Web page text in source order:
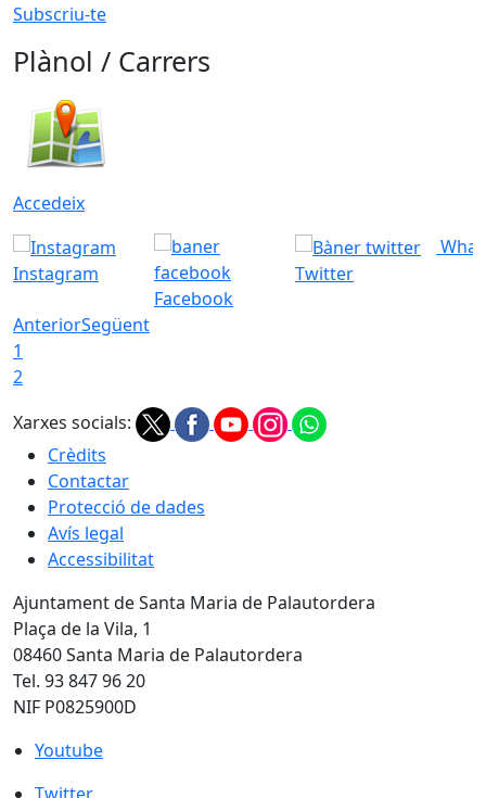
Subscriu-te
Plànol / Carrers
Accedeix
Instagram
Facebook
Twitter
AnteriorSegüent
1
2
Xarxes socials:
Crèdits
Contactar
Protecció de dades
Avís legal
Accessibilitat
Ajuntament de Santa Maria de Palautordera
Plaça de la Vila, 1
08460 Santa Maria de Palautordera
Tel. 93 847 96 20
NIF P0825900D
Youtube
Youtube
Twitter